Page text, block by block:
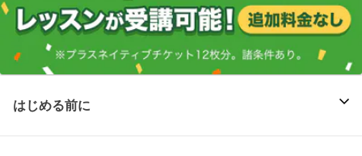
はじめる前に